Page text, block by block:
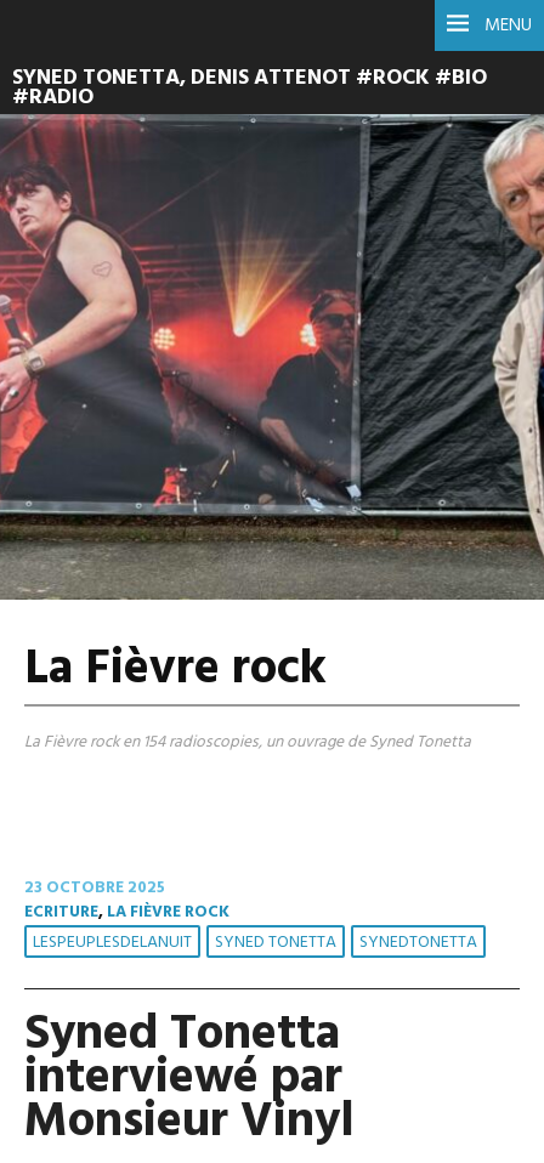
MENU
SYNED TONETTA, DENIS ATTENOT #ROCK #BIO
#RADIO
La Fièvre rock
La Fièvre rock en 154 radioscopies, un ouvrage de Syned Tonetta
23 OCTOBRE 2025
ECRITURE,LA FIÈVRE ROCK
LESPEUPLESDELANUIT SYNED TONETTA SYNEDTONETTA
Syned Tonetta
interviewé par
Monsieur Vinyl